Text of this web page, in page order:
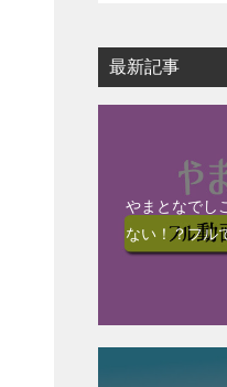
最新記事
やまとなでし
ない！？フル